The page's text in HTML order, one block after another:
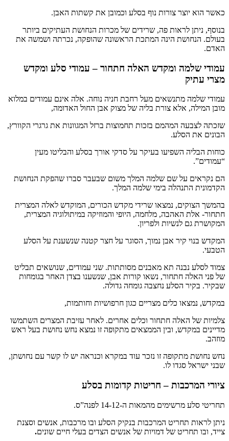
כאשר הוא יוצר צורות נוף בסלע וכמובן את קשתות האבן.
בנוסף, ניתן לראות פה, שרידים של מכרות הנחושת העתיקים ביותר
בעולם. הנחושת הינה המתכת הראשונה שהופקה, נכרתה ושמשה את
האדם.
עמודי שלמה ומקדש האלה חתחור – עמודי סלע ומקדש
מצרי עתיק
עמודי שלמה מתנשאים מעל רחבת חניה נוחה. אלה אינם עמודים במלוא
מובן המילה, אלא צורת בליה של מצוק אבן החול האדומה,
שזכתה לצבעה המהמם בזכות תחמוצות ברזל המגוונות את גרגרי הקוורץ,
הבונים את הסלע.
כוחות הבליה השפיעו בעיקר על סדקי אורך בסלע והבליטו מעין
“עמודים”.
הם נקראים על שם שלמה המלך משום שבעבר סברו שהפקת הנחושת
הקדמונית התנהלה בימי שלמה המלך.
בהמשך הצוקים, נמצאו שרידי מקדש הכורים, המוקדש לאלה המצרית
חתחור- אלת האהבה, מלחמה, היופי והמוזיקה במיתולוגיה המצרית,
המקושרת גם לנשיות ולפריון.
המקדש בנוי קיר אבן נמוך, הסוגר על חצר קטנה שנשענת על הסלע
הטבעי.
צמוד לסלע נבנה תא מאבנים מסותתות. שני עמודים, שנושאים תבליט
של פני האלה חתחור, נשאו קורות אבן, שנשענו בצדן האחר בגומחות
שבקיר. בקיר הסלע נחצבה גומחה גדולה.
במקדש, נמצאו כלים מצריים כגון חרפושיות וחותמות,
צלמיות של האלה חתחור וכלים אחרים. לאחר עזיבת המצרים השתמשו
מדיינים במקדש, ובין הממצאים מתקופה זו נמצא נחש נחושת בעל ראש
מוזהב.
נחש נחושת מתקופה זו נזכר עוד במקרא וכנראה יש לו קשר עם נחושתן,
שבני ישראל סגדו לו.
ציורי המרכבות – חריטות קדומות בסלע
תחריטי סלע מרשימים מהמאות ה-14-12 לפנה”ס.
ניתן לראות תחריט המרכבות בנקיק הסלע ובו מרכבות, אנשים וסצנת
צייד, ובו תחריט של דמויות של אנשים הצדים בעלי חיים שונים.